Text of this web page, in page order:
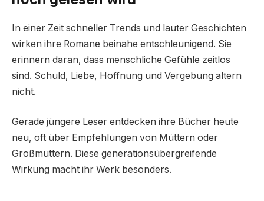
In einer Zeit schneller Trends und lauter Geschichten
wirken ihre Romane beinahe entschleunigend. Sie
erinnern daran, dass menschliche Gefühle zeitlos
sind. Schuld, Liebe, Hoffnung und Vergebung altern
nicht.
Gerade jüngere Leser entdecken ihre Bücher heute
neu, oft über Empfehlungen von Müttern oder
Großmüttern. Diese generationsübergreifende
Wirkung macht ihr Werk besonders.